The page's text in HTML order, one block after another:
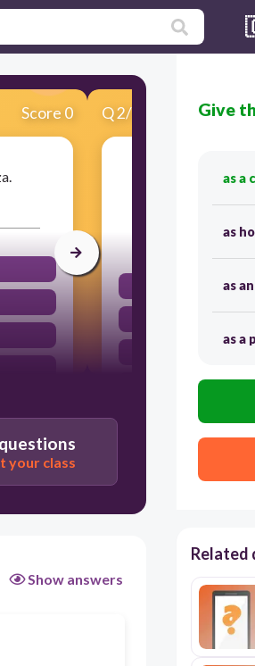
Score 0 Q2/15
Tú ___________
your class
Show answers
Give
as a
as
as
as a
Related